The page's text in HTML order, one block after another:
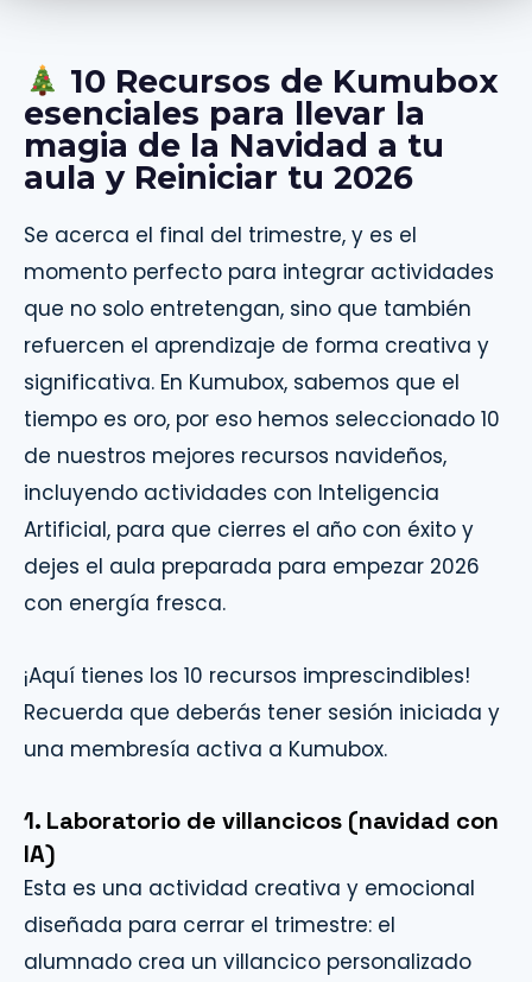
10 Recursos de Kumubox
esenciales para llevar la
magia de la Navidad a tu
aula y Reiniciar tu 2026
Se acerca el final del trimestre, y es el
momento perfecto para integrar actividades
que no solo entretengan, sino que también
refuercen el aprendizaje de forma creativa y
significativa. En Kumubox, sabemos que el
tiempo es oro, por eso hemos seleccionado 10
de nuestros mejores recursos navideños,
incluyendo actividades con Inteligencia
Artificial, para que cierres el año con éxito y
dejes el aula preparada para empezar 2026
con energía fresca.
¡Aquí tienes los 10 recursos imprescindibles!
Recuerda que deberás tener sesión iniciada y
una membresía activa a Kumubox.
1. Laboratorio de villancicos (navidad con
IA)
Esta es una actividad creativa y emocional
diseñada para cerrar el trimestre: el
alumnado crea un villancico personalizado